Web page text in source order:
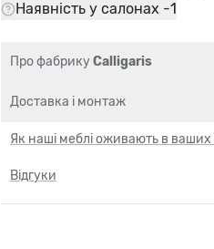
Наявність у салонах -1
Про фабрикуCalligaris
Доставка і монтаж
Як наші меблі оживають в
Відгуки